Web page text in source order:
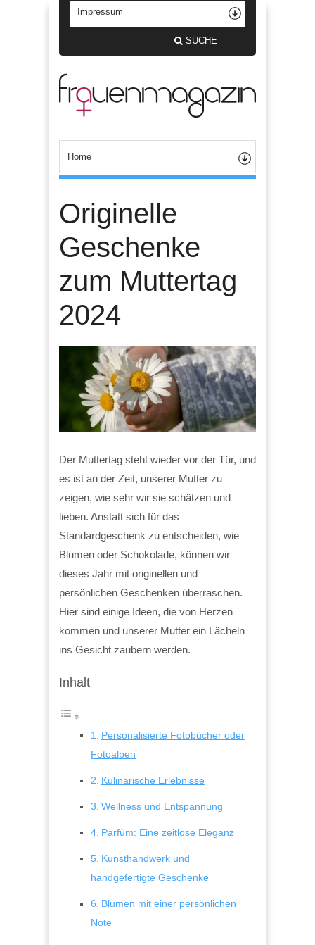
SUCHE
Originelle
Geschenke
zum Muttertag
2024
Der Muttertag steht wieder vor der Tür, und
es ist an der Zeit, unserer Mutter zu
zeigen, wie sehr wir sie schätzen und
lieben. Anstatt sich für das
Standardgeschenk zu entscheiden, wie
Blumen oder Schokolade, können wir
dieses Jahr mit originellen und
persönlichen Geschenken überraschen.
Hier sind einige Ideen, die von Herzen
kommen und unserer Mutter ein Lächeln
ins Gesicht zaubern werden.
Inhalt
Personalisierte Fotobücher oder
Fotoalben
Kulinarische Erlebnisse
Wellness und Entspannung
Parfüm: Eine zeitlose Eleganz
Kunsthandwerk und
handgefertigte Geschenke
Blumen mit einer persönlichen
Note